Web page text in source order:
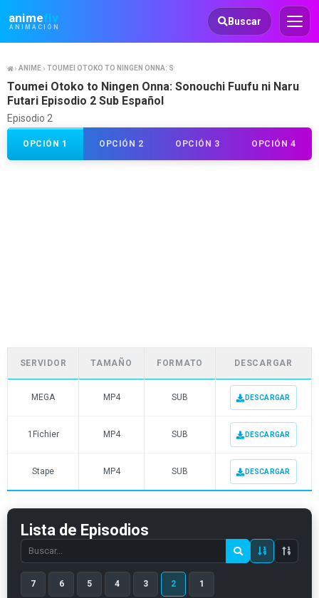
animeflv
ANIMACIÓN
Animeflv Buscar
ANIME TOUMEI OTOKO TO NINGEN ONNA: SONOUCHI FUUFU NI NARU FUTARI
Toumei Otoko to Ningen Onna: Sonouchi Fuufu ni Naru
Futari Episodio 2 Sub Español
Episodio 2
OPCIÓN 1 OPCIÓN 2 OPCIÓN 3 OPCIÓN 4
SERVIDOR TAMAÑO FORMATO DESCARGAR
MEGA MP4 SUB DESCARGAR
1Fichier MP4 SUB DESCARGAR
Stape MP4 SUB DESCARGAR
Lista de Episodios
Search
episode
number
7 6 5 4 3 2 1